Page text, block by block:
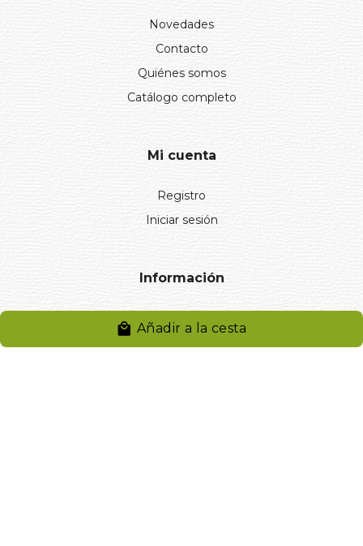
Añadir a la cesta
Novedades
Contacto
Quiénes somos
Catálogo completo
Mi cuenta
Registro
Iniciar sesión
Información